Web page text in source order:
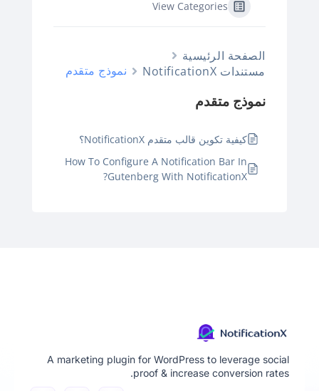
View Categories
الصفحة الرئيسية
مستندات NotificationX
نموذج متقدم
نموذج متقدم
كيفية تكوين قالب متقدم NotificationX؟
How To Configure A Notification Bar In
Gutenberg With NotificationX?
A marketing plugin for WordPress to leverage social
proof & increase conversion rates.